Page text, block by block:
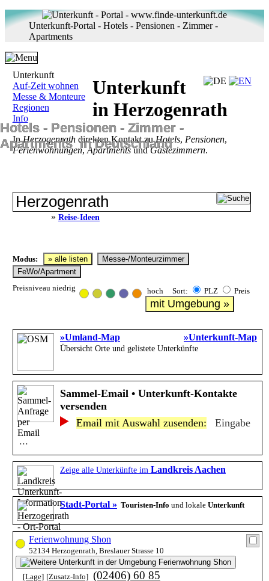
Hotels ‐ Pensionen ‐ Zimmer ‐
Apartments in Deutschland
Unterkunft-Portal - Hotels - Pensionen - Zimmer -
Apartments
Unterkunft
Auf-Zeit wohnen
Messe & Monteure
Regionen
Info
Unterkunft
in Herzogenrath
InHerzogenrathdirekten Kontakt zuHotels, Pensionen,
Ferienwohnungen,ApartmentsundGästezimmern.
» Reise-Ideen
Modus: » alle listen
Messe-/Monteurzimmer
FeWo/Apartment
Preisniveau niedrig
hoch Sort: PLZ Preis
mit Umgebung »
»Umland-Map »Unterkunft-Map
Übersicht Orte und gelistete Unterkünfte
Sammel-Email • Unterkunft-Kontakte
versenden
Email mit Auswahl zusenden:
Eingabe
...
Zeige alle Unterkünfte im Landkreis Aachen
Stadt-Portal » Touristen-Info und lokale Unterkunft
Ferienwohnung Shon
52134 Herzogenrath, Breslauer Strasse 10
[Lage] [Zusatz-Info] (02406) 60 85